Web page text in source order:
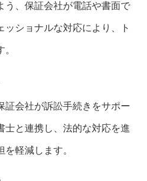
う、保証会社が電話や書面で
ショナルな対応により、ト
証会社が訴訟手続きをサポー
士と連携し、法的な対応を進
軽減します。